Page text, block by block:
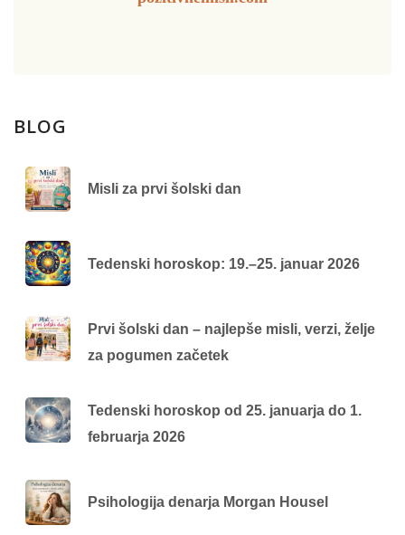
BLOG
Misli za prvi šolski dan
Tedenski horoskop: 19.–25. januar 2026
Prvi šolski dan – najlepše misli, verzi, želje
za pogumen začetek
Tedenski horoskop od 25. januarja do 1.
februarja 2026
Psihologija denarja Morgan Housel